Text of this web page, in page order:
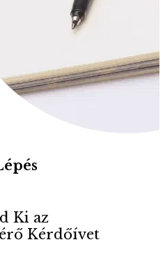
Ki az
Kérdőívet